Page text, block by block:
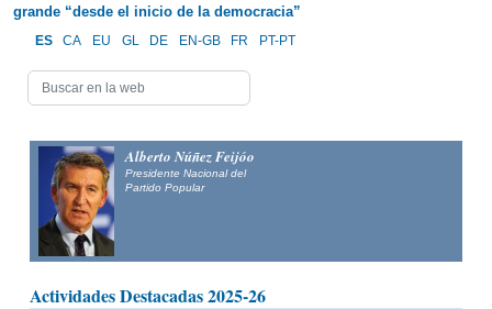
grande “desde el inicio de la democracia”
ES CA EU GL DE EN-GB FR PT-PT
Alberto Núñez Feijóo
Presidente Nacional del
Partido Popular
Actividades Destacadas 2025-26